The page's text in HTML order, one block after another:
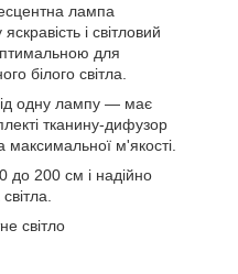
лампа
і світловий
для
білого світла.
одну лампу — має
тканину-дифузор
максимальної м'якості.
до 200 см і надійно
світло